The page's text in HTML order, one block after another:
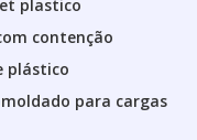
plastico
contenção
plástico
para cargas